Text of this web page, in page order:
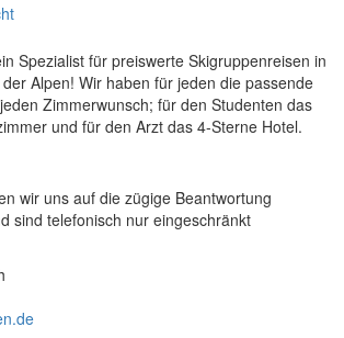
Spezialist für preiswerte Skigruppenreisen in
Alpen! Wir haben für jeden die passende
Zimmerwunsch; für den Studenten das
und für den Arzt das 4-Sterne Hotel.
wir uns auf die zügige Beantwortung
sind telefonisch nur eingeschränkt